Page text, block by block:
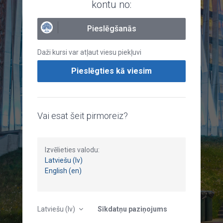
kontu no:
Pieslēgšanās
Daži kursi var atļaut viesu piekļuvi
Pieslēgties kā viesim
Vai esat šeit pirmoreiz?
Izvēlieties valodu:
Latviešu (lv)
English (en)
Latviešu ‎(lv)‎ Sīkdatņu paziņojums